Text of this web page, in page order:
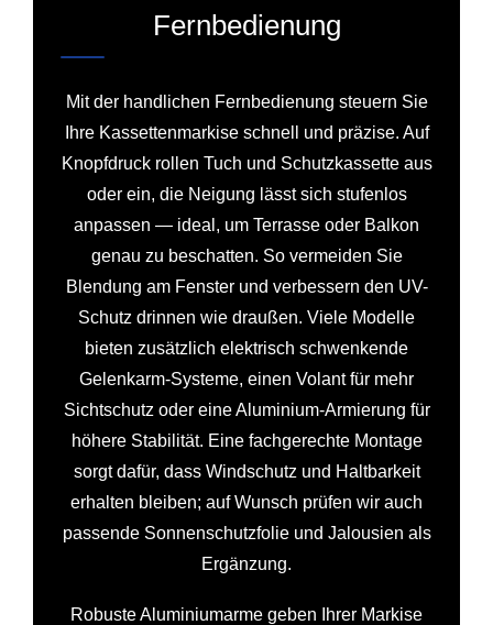
Fernbedienung
Mit der handlichen Fernbedienung steuern Sie
Ihre Kassettenmarkise schnell und präzise. Auf
Knopfdruck rollen Tuch und Schutzkassette aus
oder ein, die Neigung lässt sich stufenlos
anpassen — ideal, um Terrasse oder Balkon
genau zu beschatten. So vermeiden Sie
Blendung am Fenster und verbessern den UV-
Schutz drinnen wie draußen. Viele Modelle
bieten zusätzlich elektrisch schwenkende
Gelenkarm-Systeme, einen Volant für mehr
Sichtschutz oder eine Aluminium-Armierung für
höhere Stabilität. Eine fachgerechte Montage
sorgt dafür, dass Windschutz und Haltbarkeit
erhalten bleiben; auf Wunsch prüfen wir auch
passende Sonnenschutzfolie und Jalousien als
Ergänzung.
Robuste Aluminiumarme geben Ihrer Markise